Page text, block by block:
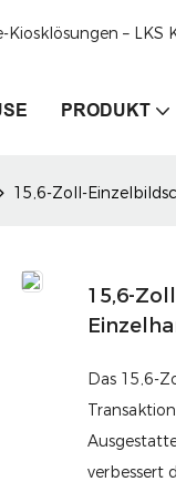
– LKS
PRODUKT
15,6-Zoll-
15,6-
Das 15,6-
verbessert